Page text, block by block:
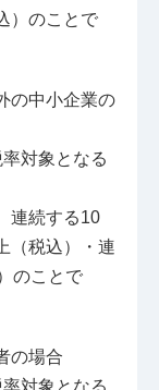
）のことで
の中小企業の
対象となる
連続する10
（税込）・連
のことで
の場合
対象となる